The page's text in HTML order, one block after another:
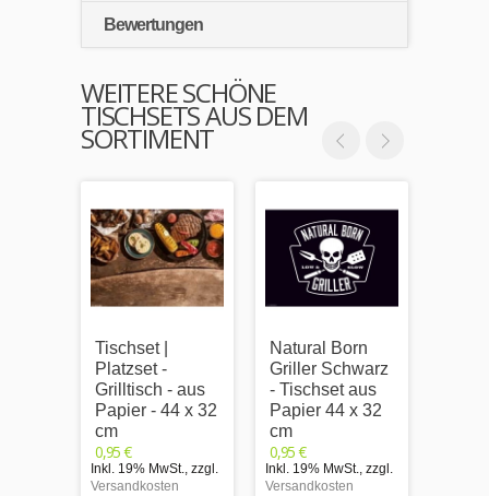
Bewertungen
WEITERE SCHÖNE
TISCHSETS AUS DEM
SORTIMENT
Tischset |
Platzset -
Grilltisch - aus
Papier - 44 x 32
cm
0,95 €
Inkl. 19% MwSt., zzgl.
Versandkosten
Natural Born
Griller Schwarz
- Tischset aus
Papier 44 x 32
cm
0,95 €
Inkl. 19% MwSt., zzgl.
Versandkosten